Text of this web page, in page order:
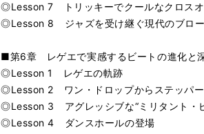
◎Lesson 7 トリッキーでクールなクロス
◎Lesson 8 ジャズを受け継ぐ現代のブロ
■第6章 レゲエで実感するビートの進化と
◎Lesson 1 レゲエの軌跡
◎Lesson 2 ワン・ドロップからステッパ
◎Lesson 3 アグレッシブな“ミリタント・
◎Lesson 4 ダンスホールの登場